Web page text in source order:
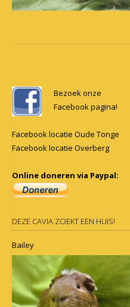
navigation
Bezoek onze
Facebook pagina!
Facebook locatie Oude Tonge
Facebook locatie Overberg
Online doneren via Paypal:
DEZE CAVIA ZOEKT EEN HUIS!
Bailey